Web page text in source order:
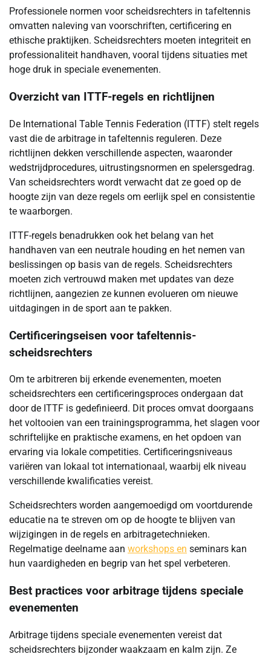
Professionele normen voor scheidsrechters in tafeltennis
omvatten naleving van voorschriften, certificering en
ethische praktijken. Scheidsrechters moeten integriteit en
professionaliteit handhaven, vooral tijdens situaties met
hoge druk in speciale evenementen.
Overzicht van ITTF-regels en richtlijnen
De International Table Tennis Federation (ITTF) stelt regels
vast die de arbitrage in tafeltennis reguleren. Deze
richtlijnen dekken verschillende aspecten, waaronder
wedstrijdprocedures, uitrustingsnormen en spelersgedrag.
Van scheidsrechters wordt verwacht dat ze goed op de
hoogte zijn van deze regels om eerlijk spel en consistentie
te waarborgen.
ITTF-regels benadrukken ook het belang van het
handhaven van een neutrale houding en het nemen van
beslissingen op basis van de regels. Scheidsrechters
moeten zich vertrouwd maken met updates van deze
richtlijnen, aangezien ze kunnen evolueren om nieuwe
uitdagingen in de sport aan te pakken.
Certificeringseisen voor tafeltennis-
scheidsrechters
Om te arbitreren bij erkende evenementen, moeten
scheidsrechters een certificeringsproces ondergaan dat
door de ITTF is gedefinieerd. Dit proces omvat doorgaans
het voltooien van een trainingsprogramma, het slagen voor
schriftelijke en praktische examens, en het opdoen van
ervaring via lokale competities. Certificeringsniveaus
variëren van lokaal tot internationaal, waarbij elk niveau
verschillende kwalificaties vereist.
Scheidsrechters worden aangemoedigd om voortdurende
educatie na te streven om op de hoogte te blijven van
wijzigingen in de regels en arbitragetechnieken.
Regelmatige deelname aan workshops en seminars kan
hun vaardigheden en begrip van het spel verbeteren.
Best practices voor arbitrage tijdens speciale
evenementen
Arbitrage tijdens speciale evenementen vereist dat
scheidsrechters bijzonder waakzaam en kalm zijn. Ze